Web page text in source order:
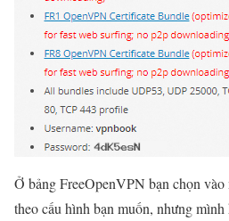
Ở bảng FreeOpenVPN bạn chọn
theo cấu hình bạn muốn, nhưng